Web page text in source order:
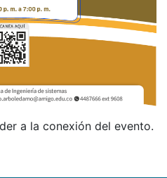
a la conexión del evento.